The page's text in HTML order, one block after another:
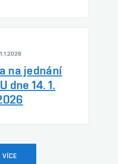
na jednání
dne 14. 1.
VÍCE